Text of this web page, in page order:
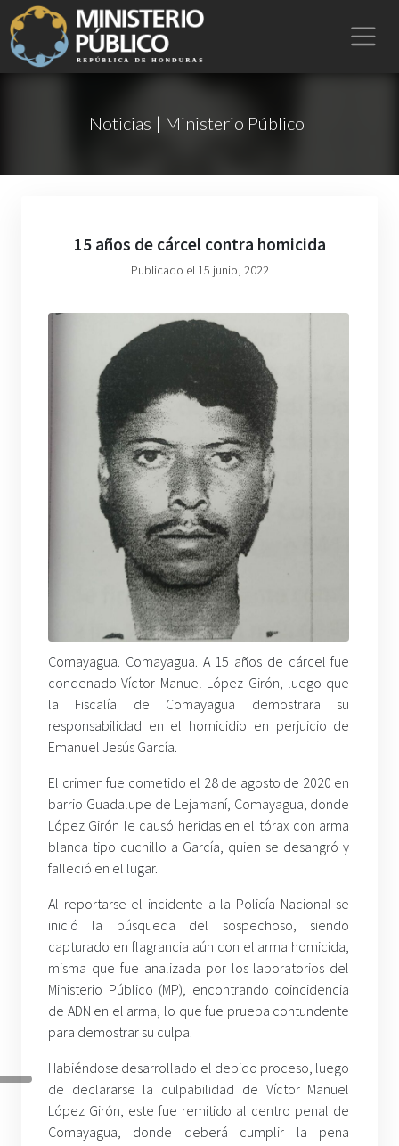
Noticias | Ministerio Público
15 años de cárcel contra homicida
Publicado el 15 junio, 2022
Comayagua. Comayagua. A 15 años de cárcel fue
condenado Víctor Manuel López Girón, luego que
la Fiscalía de Comayagua demostrara su
responsabilidad en el homicidio en perjuicio de
Emanuel Jesús García.
El crimen fue cometido el 28 de agosto de 2020 en
barrio Guadalupe de Lejamaní, Comayagua, donde
López Girón le causó heridas en el tórax con arma
blanca tipo cuchillo a García, quien se desangró y
falleció en el lugar.
Al reportarse el incidente a la Policía Nacional se
inició la búsqueda del sospechoso, siendo
capturado en flagrancia aún con el arma homicida,
misma que fue analizada por los laboratorios del
Ministerio Público (MP), encontrando coincidencia
de ADN en el arma, lo que fue prueba contundente
para demostrar su culpa.
Habiéndose desarrollado el debido proceso, luego
de declararse la culpabilidad de Víctor Manuel
López Girón, este fue remitido al centro penal de
Comayagua, donde deberá cumplir la pena